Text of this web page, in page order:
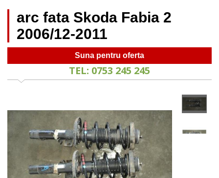
arc fata Skoda Fabia 2
2006/12-2011
Suna pentru oferta
TEL: 0753 245 245